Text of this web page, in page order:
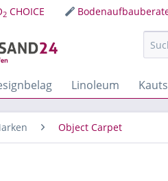
2 CHOICE
Linoleum
Object Carpet